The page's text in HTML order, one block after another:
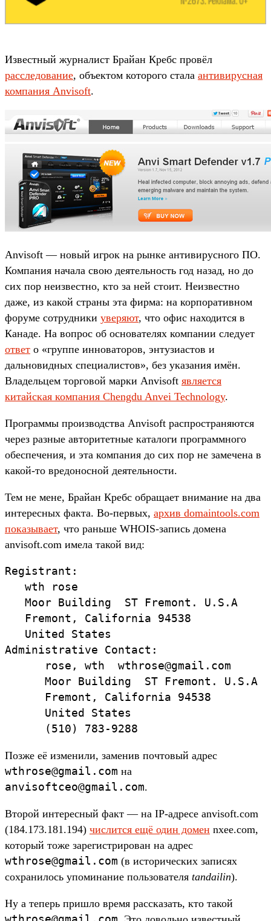
Известный журналист Брайан Кребс провёл
расследование, объектом которого стала антивирусная
компания Anvisoft.
Anvisoft — новый игрок на рынке антивирусного ПО.
Компания начала свою деятельность год назад, но до
сих пор неизвестно, кто за ней стоит. Неизвестно
даже, из какой страны эта фирма: на корпоративном
форуме сотрудники уверяют, что офис находится в
Канаде. На вопрос об основателях компании следует
ответ о «группе инноваторов, энтузиастов и
дальновидных специалистов», без указания имён.
Владельцем торговой марки Anvisoft является
китайская компания Chengdu Anvei Technology.
Программы производства Anvisoft распространяются
через разные авторитетные каталоги программного
обеспечения, и эта компания до сих пор не замечена в
какой-то вредоносной деятельности.
Тем не мене, Брайан Кребс обращает внимание на два
интересных факта. Во-первых, архив domaintools.com
показывает, что раньше WHOIS-запись домена
anvisoft.com имела такой вид:
Registrant:
   wth rose
   Moor Building  ST Fremont. U.S.A
   Fremont, California 94538
   United States
Administrative Contact:
      rose, wth  wthrose@gmail.com
      Moor Building  ST Fremont. U.S.A
      Fremont, California 94538
      United States
      (510) 783-9288
Позже её изменили, заменив почтовый адрес
wthrose@gmail.com на
anvisoftceo@gmail.com.
Второй интересный факт — на IP-адресе anvisoft.com
(184.173.181.194) числится ещё один домен nxee.com,
который тоже зарегистрирован на адрес
wthrose@gmail.com (в исторических записях
сохранилось упоминание пользователя tandailin).
Ну а теперь пришло время рассказать, кто такой